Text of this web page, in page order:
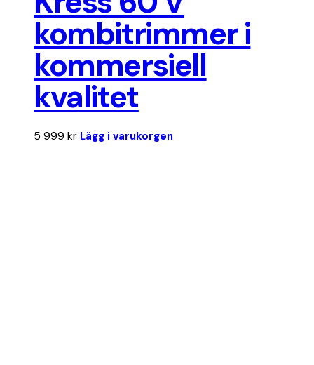
kombitrimmer i
kommersiell
kvalitet
5 999 kr Lägg i varukorgen